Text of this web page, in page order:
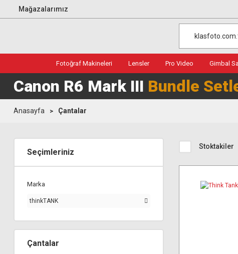
Mağazalarımız
Fotoğraf Makineleri Lensler Pro Video Gimbal
Canon R6 Mark III Bundle
Anasayfa Çantalar
Seçimleriniz
Marka
thinkTANK
Çantalar
Stoktakiler